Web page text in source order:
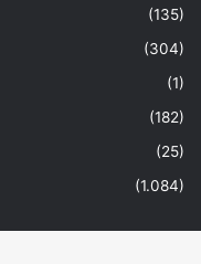
(135)
(304)
(1)
(182)
(25)
(1.084)